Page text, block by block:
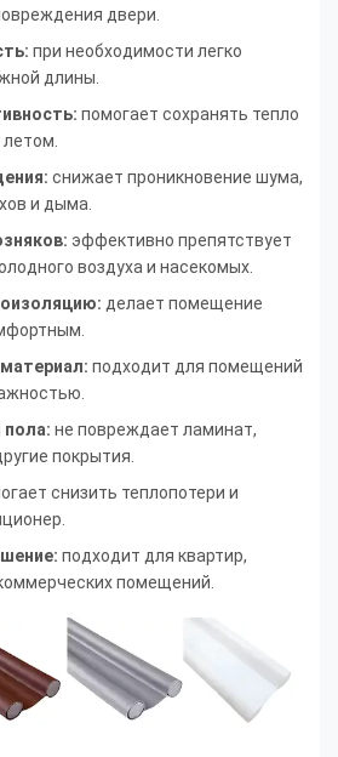
двери.
при необходимости легко
длины.
помогает сохранять тепло
летом.
снижает проникновение шума,
и дыма.
эффективно препятствует
воздуха и насекомых.
делает помещение
подходит для помещений
пола: не повреждает ламинат,
покрытия.
снизить теплопотери и
подходит для квартир,
помещений.